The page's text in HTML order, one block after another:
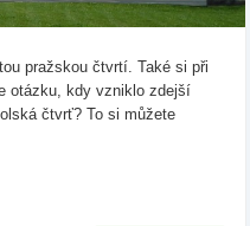
pražskou čtvrtí. Také si při
otázku, kdy vzniklo zdejší
čtvrť? To si můžete